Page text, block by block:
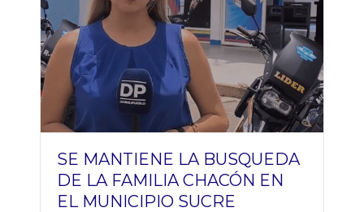
SE MANTIENE LA BUSQUEDA
DE LA FAMILIA CHACÓN EN
EL MUNICIPIO SUCRE